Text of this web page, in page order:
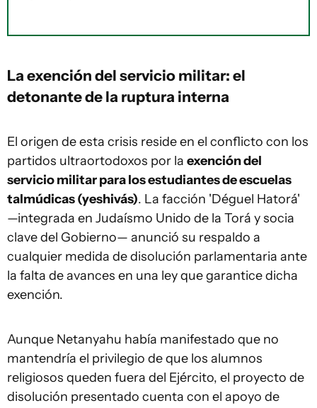
La exención del servicio militar: el
detonante de la ruptura interna
El origen de esta crisis reside en el conflicto con los
partidos ultraortodoxos por la exención del
servicio militar para los estudiantes de escuelas
talmúdicas (yeshivás). La facción 'Déguel Hatorá'
—integrada en Judaísmo Unido de la Torá y socia
clave del Gobierno— anunció su respaldo a
cualquier medida de disolución parlamentaria ante
la falta de avances en una ley que garantice dicha
exención.
Aunque Netanyahu había manifestado que no
mantendría el privilegio de que los alumnos
religiosos queden fuera del Ejército, el proyecto de
disolución presentado cuenta con el apoyo de